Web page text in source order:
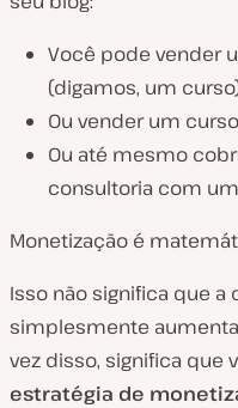
Você pode vender
(digamos, um
Ou vender um
Ou até mesmo
consultoria com
Monetização é
Isso não significa que a
simplesmente
vez disso, significa que
estratégia de